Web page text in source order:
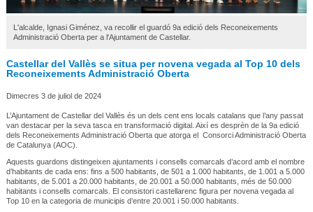
L'alcalde, Ignasi Giménez, va recollir el guardó 9a edició dels Reconeixements
Administració Oberta per a l'Ajuntament de Castellar.
Castellar del Vallès se situa per novena vegada al Top 10 dels
Reconeixements Administració Oberta
Dimecres 3 de juliol de 2024
L’Ajuntament de Castellar del Vallès és un dels cent ens locals catalans que l’any passat
van destacar per la seva tasca en transformació digital. Així es desprèn de la 9a edició
dels Reconeixements Administració Oberta que atorga el Consorci Administració Oberta
de Catalunya (AOC).
Aquests guardons distingeixen ajuntaments i consells comarcals d’acord amb el nombre
d’habitants de cada ens: fins a 500 habitants, de 501 a 1.000 habitants, de 1.001 a 5.000
habitants, de 5.001 a 20.000 habitants, de 20.001 a 50.000 habitants, més de 50.000
habitants i consells comarcals. El consistori castellarenc figura per novena vegada al
Top 10 en la categoria de municipis d’entre 20.001 i 50.000 habitants.